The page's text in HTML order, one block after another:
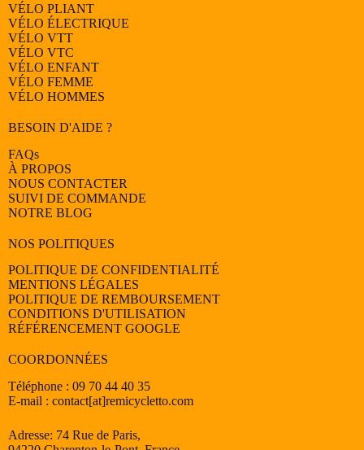
VÉLO PLIANT
VÉLO ÉLECTRIQUE
VÉLO VTT
VÉLO VTC
VÉLO ENFANT
VÉLO FEMME
VÉLO HOMMES
BESOIN D'AIDE ?
FAQs
À PROPOS
NOUS CONTACTER
SUIVI DE COMMANDE
NOTRE BLOG
NOS POLITIQUES
POLITIQUE DE CONFIDENTIALITÉ
MENTIONS LÉGALES
POLITIQUE DE REMBOURSEMENT
CONDITIONS D'UTILISATION
RÉFÉRENCEMENT GOOGLE
COORDONNÉES
Téléphone : 09 70 44 40 35
E-mail : contact[at]remicycletto.com
Adresse: 74 Rue de Paris,